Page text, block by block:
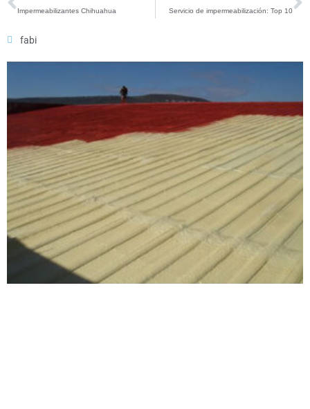
Impermeabilizantes Chihuahua Servicio de impermeabilización: Top 10
fabi